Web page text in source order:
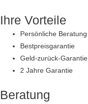
Inhalt
springen
Ihre Vorteile
Persönliche Beratung
Bestpreisgarantie
Geld-zurück-Garantie
2 Jahre Garantie
Beratung